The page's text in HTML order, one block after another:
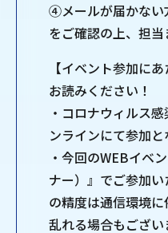
④メールが届かない
をご確認の上、担当
【イベント参加に
お読みください！
・コロナウィルス
ンラインにて参加と
・今回のWEBイベ
ナー）』でご参加
の精度は通信環境
乱れる場合もござ